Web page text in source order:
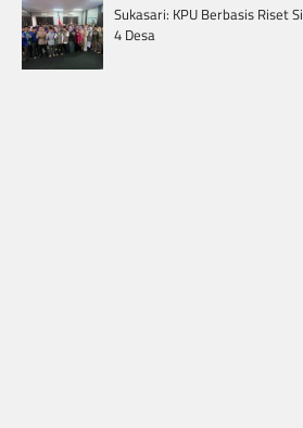
Sukasari: KPU Berbasis Riset
4 Desa